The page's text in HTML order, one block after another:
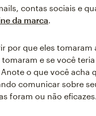
contas sociais e
da marca
por que eles tomaram
e se você
o que você acha
comunicar sobre
foram ou não eficazes.